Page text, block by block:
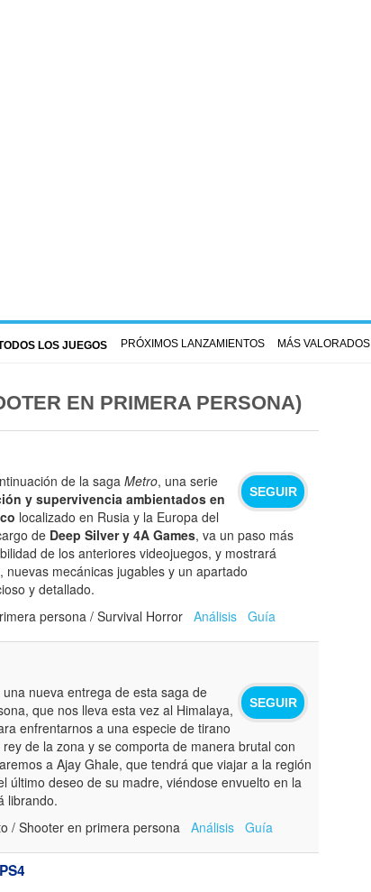
LOS JUEGOS PRÓXIMOS LANZAMIENTOS MÁS VALORADOS
EN PRIMERA PERSONA)
SEGUIR
de la saga Metro, una serie
y supervivencia ambientados en
localizado en Rusia y la Europa del
de Deep Silver y 4A Games, va un paso más
de los anteriores videojuegos, y mostrará
nuevas mecánicas jugables y un apartado
y detallado.
persona / Survival Horror Análisis Guía
SEGUIR
nueva entrega de esta saga de
que nos lleva esta vez al Himalaya,
enfrentarnos a una especie de tirano
de la zona y se comporta de manera brutal con
a Ajay Ghale, que tendrá que viajar a la región
último deseo de su madre, viéndose envuelto en la
librando.
/ Shooter en primera persona Análisis Guía
PS4